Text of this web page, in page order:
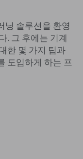
닝 솔루션을 환영
. 그 후에는 기계
한 몇 가지 팁과
도입하게 하는 프